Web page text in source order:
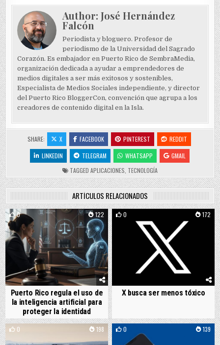
Author:José Hernández
Falcón
Periodista y bloguero. Profesor de
periodismo de la Universidad del Sagrado
Corazón. Es embajador en Puerto Rico de SembraMedia,
organización dedicada a ayudar a emprendedores de
medios digitales a ser más exitosos y sostenibles,
Especialista de Medios Sociales independiente, y director
del Puerto Rico BloggerCon, convención que agrupa a los
creadores de contenido digital en la Isla.
SHARE: X FACEBOOK PINTEREST
REDDIT
LINKEDIN
TELEGRAM WHATSAPP
GMAIL
TAGGED APLICACIONES TECNOLOGÍA
ARTÍCULOS RELACIONADOS
0 122
Puerto Rico regula el uso de
la inteligencia artificial para
proteger la identidad
0 172
X busca ser menos tóxico
0 198 0 139